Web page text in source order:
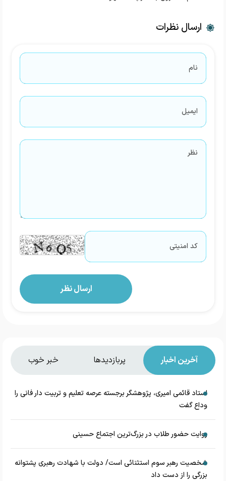
ارسال نظرات
آخرین اخبار پربازدیدها خبر خوب
استاد قائمی امیری، پژوهشگر برجسته عرصه تعلیم و تربیت دار فانی را
وداع گفت
روایت حضور طلاب در بزرگ‌ترین اجتماع حسینی
شخصیت رهبر سوم استثنائی است/ دولت با شهادت رهبری پشتوانه
بزرگی را از دست داد